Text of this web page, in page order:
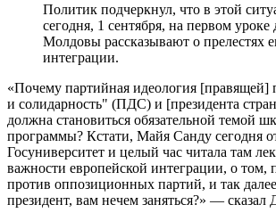
Политик подчеркнул, что в этой
сегодня, 1 сентября, на первом уроке
Молдовы рассказывают о прелестях
интеграции.
«Почему партийная идеология [правящей]
и солидарность" (ПДС) и [президента
должна становиться обязательной темой
программы? Кстати, Майя Санду сегодня
Госуниверситет и целый час читала там
важности европейской интеграции, о
против оппозиционных партий, и так
президент, вам нечем заняться?» — сказал